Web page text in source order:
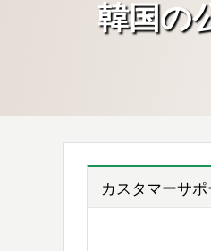
韓国の
カスタマーサポ